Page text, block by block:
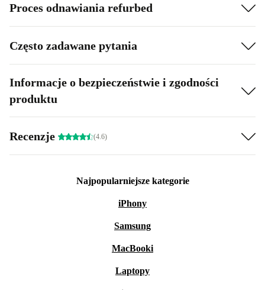
Proces odnawiania refurbed
Często zadawane pytania
Informacje o bezpieczeństwie i zgodności
produktu
Recenzje (4.6)
Najpopularniejsze kategorie
iPhony
Samsung
MacBooki
Laptopy